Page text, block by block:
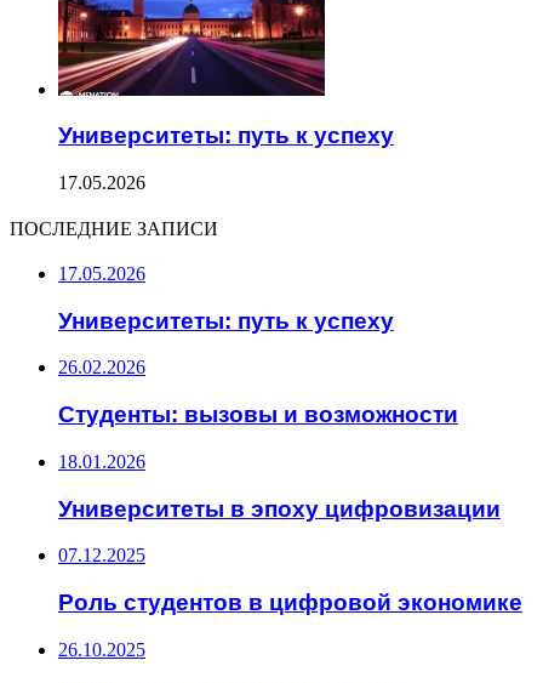
Университеты: путь к успеху
17.05.2026
ПОСЛЕДНИЕ ЗАПИСИ
17.05.2026
Университеты: путь к успеху
26.02.2026
Студенты: вызовы и возможности
18.01.2026
Университеты в эпоху цифровизации
07.12.2025
Роль студентов в цифровой экономике
26.10.2025